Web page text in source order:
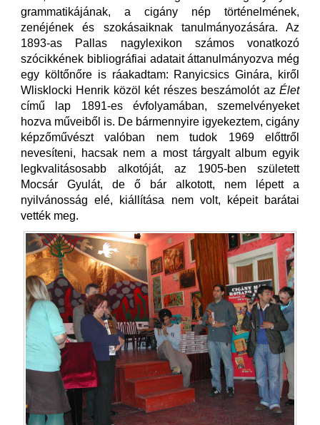
grammatikájának, a cigány nép történelmének,
zenéjének és szokásaiknak tanulmányozására. Az
1893-as Pallas nagylexikon számos vonatkozó
szócikkének bibliográfiai adatait áttanulmányozva még
egy költőnőre is ráakadtam: Ranyicsics Ginára, kiről
Wlisklocki Henrik közöl két részes beszámolót az Élet
című lap 1891-es évfolyamában, szemelvényeket
hozva műveiből is. De bármennyire igyekeztem, cigány
képzőművészt valóban nem tudok 1969 előttről
nevesíteni, hacsak nem a most tárgyalt album egyik
legkvalitásosabb alkotóját, az 1905-ben született
Mocsár Gyulát, de ő bár alkotott, nem lépett a
nyilvánosság elé, kiállítása nem volt, képeit barátai
vették meg.